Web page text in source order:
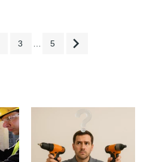
3 5 